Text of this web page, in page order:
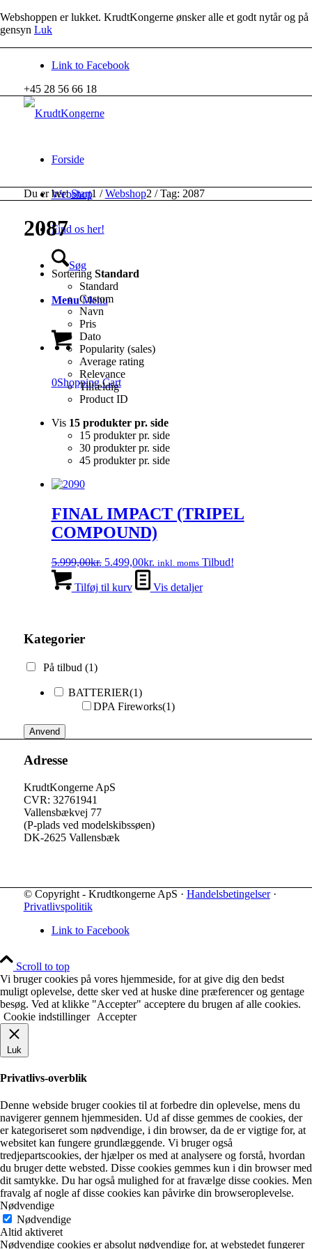
Webshoppen er lukket. KrudtKongerne ønsker alle et godt nytår og på
gensyn Luk
Link to Facebook
+45 28 56 66 18
Forside
Webshop
Find os her!
Søg
Menu Menu
0Shopping Cart
Du er her: Start1 / Webshop2 / Tag: 2087
2087
Sortering Standard
Standard
Custom
Navn
Pris
Dato
Popularity (sales)
Average rating
Relevance
Tilfældig
Product ID
Vis 15 produkter pr. side
15 produkter pr. side
30 produkter pr. side
45 produkter pr. side
FINAL IMPACT (TRIPEL
COMPOUND)
5.999,00kr. Den
oprindelige
pris
5.499,00kr. Den
pris
inkl. moms Tilbud!
Tilføj til kurv Vis detaljer
Kategorier
På tilbud (1)
BATTERIER(1)
DPA Fireworks(1)
Anvend
Adresse
KrudtKongerne ApS
CVR: 32761941
Vallensbækvej 77
(P-plads ved modelskibssøen)
DK-2625 Vallensbæk
© Copyright - Krudtkongerne ApS · Handelsbetingelser·
Privatlivspolitik
Link to Facebook
Scroll to top
Vi bruger cookies på vores hjemmeside, for at give dig den bedst
muligt oplevelse, dette sker ved at huske dine præferencer og gentage
besøg. Ved at klikke "Accepter" acceptere du brugen af alle cookies.
Cookie indstillinger
Accepter
Luk
Privatlivs-overblik
Denne webside bruger cookies til at forbedre din oplevelse, mens du
navigerer gennem hjemmesiden. Ud af disse gemmes de cookies, der
er kategoriseret som nødvendige, i din browser, da de er vigtige for, at
websitet kan fungere grundlæggende. Vi bruger også
tredjepartscookies, der hjælper os med at analysere og forstå, hvordan
du bruger dette websted. Disse cookies gemmes kun i din browser med
dit samtykke. Du har også mulighed for at fravælge disse cookies. Men
fravalg af nogle af disse cookies kan påvirke din browseroplevelse.
Nødvendige
Nødvendige
Altid aktiveret
Nødvendige cookies er absolut nødvendige for, at webstedet fungerer